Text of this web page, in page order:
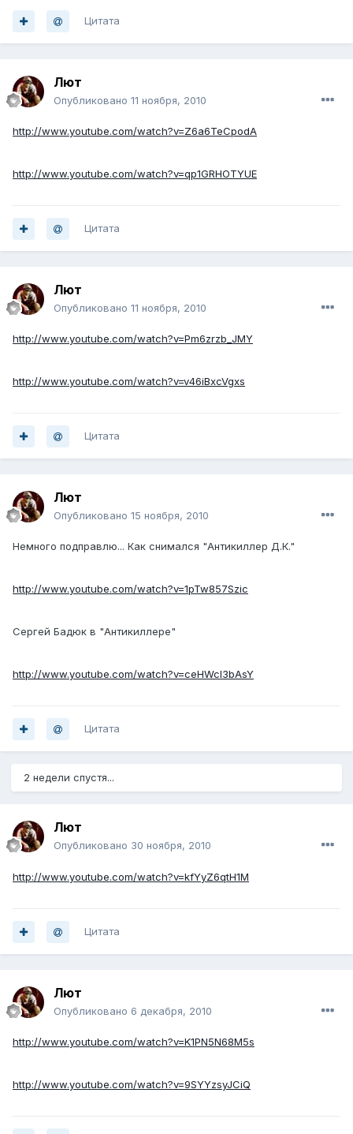
Цитата
Лют
Опубликовано 11 ноября, 2010
http://www.youtube.com/watch?v=Z6a6TeCpodA
http://www.youtube.com/watch?v=qp1GRHOTYUE
Цитата
Лют
Опубликовано 11 ноября, 2010
http://www.youtube.com/watch?v=Pm6zrzb_JMY
http://www.youtube.com/watch?v=v46iBxcVgxs
Цитата
Лют
Опубликовано 15 ноября, 2010
Немного подправлю... Как снимался "Антикиллер Д.К."
http://www.youtube.com/watch?v=1pTw857Szic
Сергей Бадюк в "Антикиллере"
http://www.youtube.com/watch?v=ceHWcI3bAsY
Цитата
2 недели спустя...
Лют
Опубликовано 30 ноября, 2010
http://www.youtube.com/watch?v=kfYyZ6qtH1M
Цитата
Лют
Опубликовано 6 декабря, 2010
http://www.youtube.com/watch?v=K1PN5N68M5s
http://www.youtube.com/watch?v=9SYYzsyJCiQ